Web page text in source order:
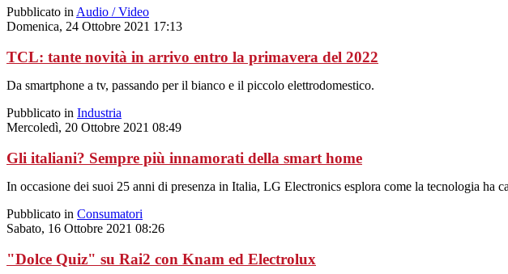
Pubblicato inAudio / Video
Domenica, 24 Ottobre 2021 17:13
TCL: tante novità in arrivo entro la primavera del 2022
Da smartphone a tv, passando per il bianco e il piccolo elettrodomestico.
Pubblicato in Industria
Mercoledì, 20 Ottobre 2021 08:49
Gli italiani? Sempre più innamorati della smart home
In occasione dei suoi 25 anni di presenza in Italia, LG Electronics esplora come la tecnologia ha
Pubblicato in Consumatori
Sabato, 16 Ottobre 2021 08:26
"Dolce Quiz" su Rai2 con Knam ed Electrolux